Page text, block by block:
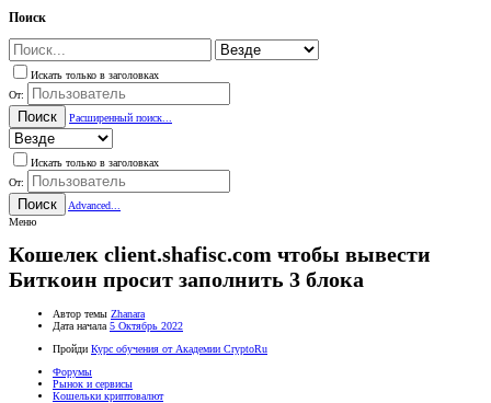
Поиск
Искать только в заголовках
От:
Поиск Расширенный поиск...
Искать только в заголовках
От:
Поиск
Advanced...
Меню
Кошелек client.shafisc.com чтобы вывести
Биткоин просит заполнить 3 блока
Автор темы Zhanara
Дата начала 5 Октябрь 2022
Пройди Курс обучения от Академии CryptoRu
Форумы
Рынок и сервисы
Кошельки криптовалют